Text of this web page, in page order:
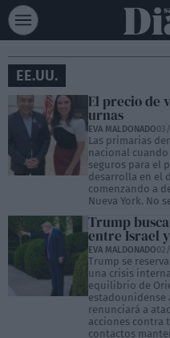
EE.UU.
El precio de
urnas
EVA MALDONADO
Las primarias
nacional
seguros para el
desarrolla en el
comenzando a
Nueva York. No
Trump
entre Israel
EVA MALDONADO
Trump se
una crisis
equilibrio de
estadounidense
renunciará a
acciones contra
contactos